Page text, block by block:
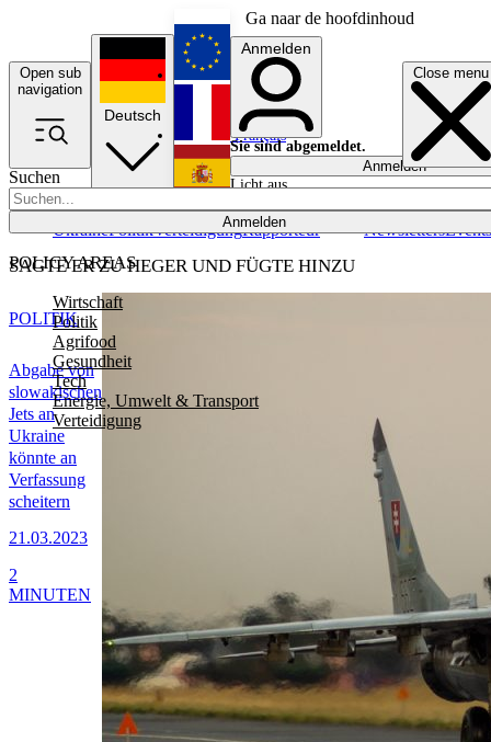
Ga naar de hoofdinhoud
Open sub
navigation
Close menu
Suchen
Anmelden
POLICY AREAS
Wirtschaft
Politik
Agrifood
Gesundheit
Tech
Energie, Umwelt & Transport
Verteidigung
UkrainePolitikVerteidigungRapporteur NewslettersEvents
Deutsch
English
Français
Anmelden
Sie sind abgemeldet.
Anmelden
Licht aus
SAGTE ER ZU HEGER UND FÜGTE HINZU
Abgabe von
slowakischen
Jets an
Ukraine
könnte an
Verfassung
scheitern
21.03.2023
POLITIK
2
MINUTEN